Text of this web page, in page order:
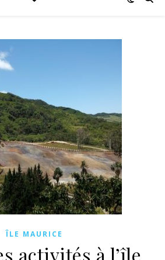
ÎLE MAURICE
activités à l’île